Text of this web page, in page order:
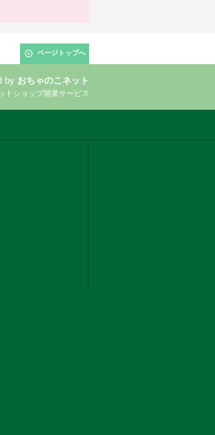
ページトップへ
by おちゃのこネット
トショップ開業サービス